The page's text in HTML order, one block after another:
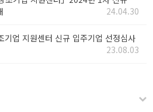
24.04.30
기업 지원센터 신규 입주기업 선정심사
23.08.03